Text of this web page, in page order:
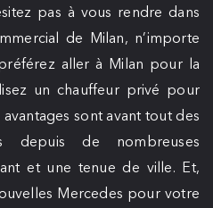
pas à vous rendre dans
de Milan, n’importe
aller à Milan pour la
un chauffeur privé pour
sont avant tout des
depuis de nombreuses
et une tenue de ville. Et,
Mercedes pour votre